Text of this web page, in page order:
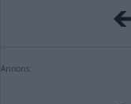
Annons: